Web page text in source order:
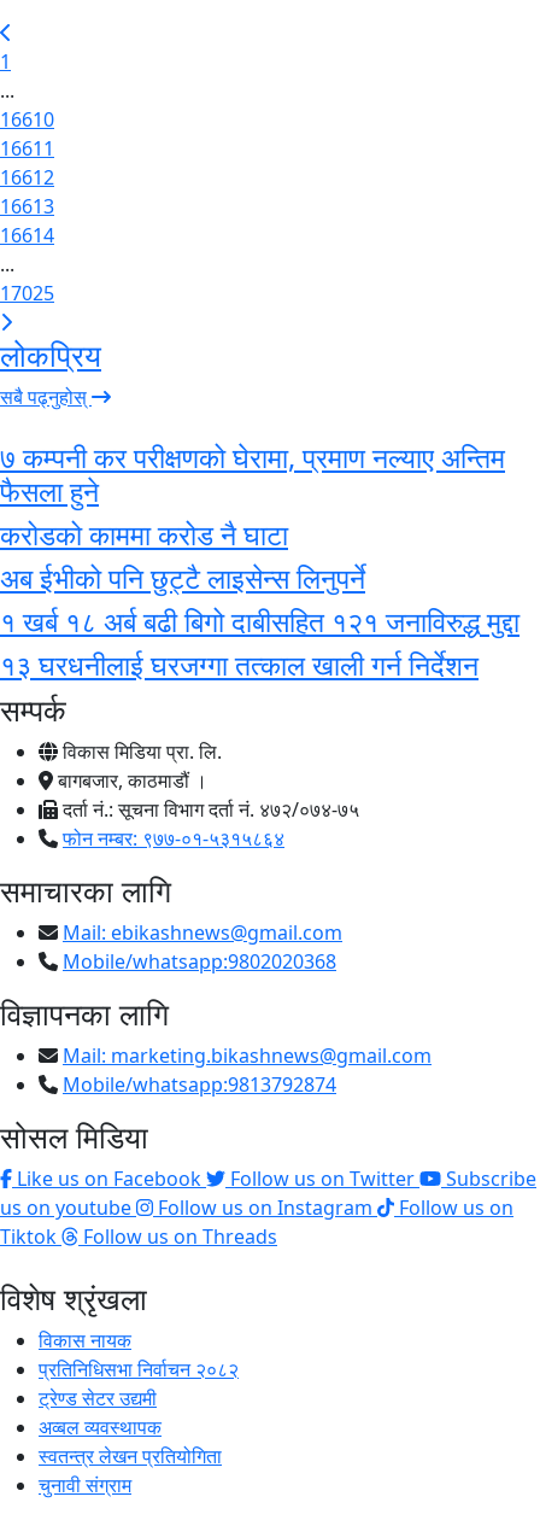
1
...
16610
16611
16612
16613
16614
...
17025
लोकप्रिय
सबै पढ्नुहोस्
७ कम्पनी कर परीक्षणको घेरामा, प्रमाण नल्याए अन्तिम
फैसला हुने
करोडको काममा करोड नै घाटा
अब ईभीको पनि छुट्टै लाइसेन्स लिनुपर्ने
१ खर्ब १८ अर्ब बढी बिगो दाबीसहित १२१ जनाविरुद्ध मुद्दा
१३ घरधनीलाई घरजग्गा तत्काल खाली गर्न निर्देशन
सम्पर्क
विकास मिडिया प्रा. लि.
बागबजार, काठमाडौं ।
दर्ता नं.: सूचना विभाग दर्ता नं. ४७२/०७४-७५
फोन नम्बर: ९७७-०१-५३१५८६४
समाचारका लागि
Mail: ebikashnews@gmail.com
Mobile/whatsapp:9802020368
विज्ञापनका लागि
Mail: marketing.bikashnews@gmail.com
Mobile/whatsapp:9813792874
सोसल मिडिया
Like us on Facebook Follow us on Twitter
Subscribe
us on youtube
Follow us on Instagram
Follow us on
Tiktok
Follow us on Threads
विशेष श्रृंखला
विकास नायक
प्रतिनिधिसभा निर्वाचन २०८२
ट्रेण्ड सेटर उद्यमी
अव्बल व्यवस्थापक
स्वतन्त्र लेखन प्रतियोगिता
चुनावी संग्राम